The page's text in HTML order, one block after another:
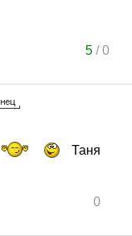
5/0
Таня
0